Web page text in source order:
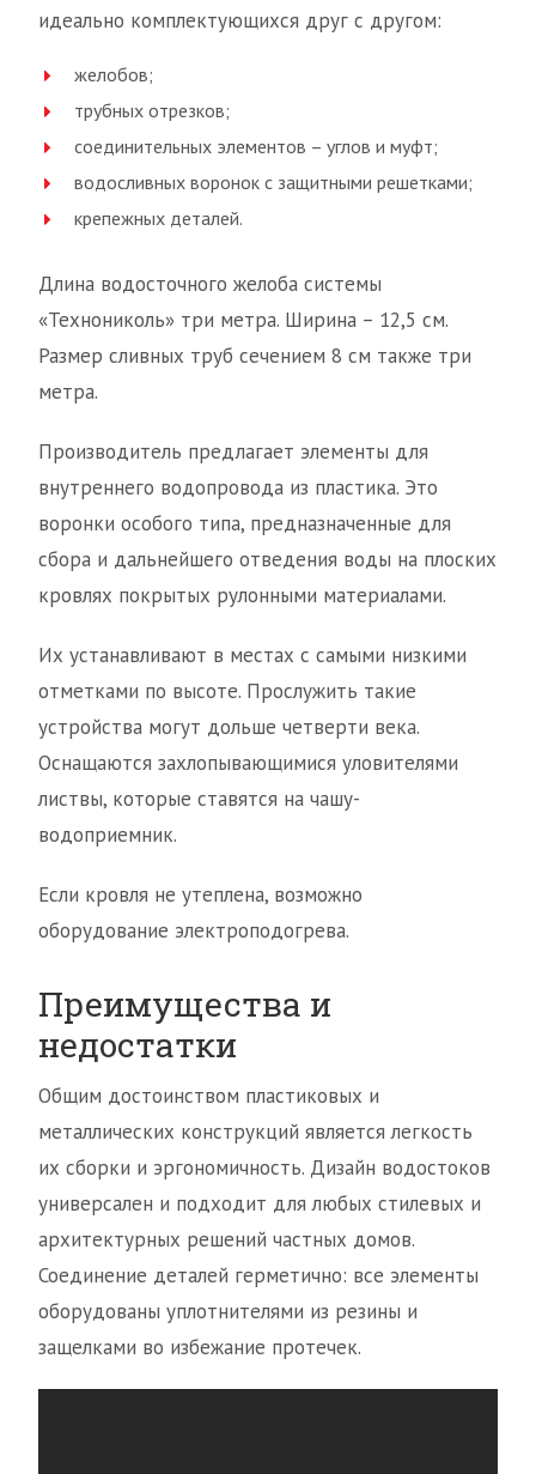
идеально комплектующихся друг с другом:
желобов;
трубных отрезков;
соединительных элементов – углов и муфт;
водосливных воронок с защитными решетками;
крепежных деталей.
Длина водосточного желоба системы
«Технониколь» три метра. Ширина – 12,5 см.
Размер сливных труб сечением 8 см также три
метра.
Производитель предлагает элементы для
внутреннего водопровода из пластика. Это
воронки особого типа, предназначенные для
сбора и дальнейшего отведения воды на плоских
кровлях покрытых рулонными материалами.
Их устанавливают в местах с самыми низкими
отметками по высоте. Прослужить такие
устройства могут дольше четверти века.
Оснащаются захлопывающимися уловителями
листвы, которые ставятся на чашу-
водоприемник.
Если кровля не утеплена, возможно
оборудование электроподогрева.
Преимущества и
недостатки
Общим достоинством пластиковых и
металлических конструкций является легкость
их сборки и эргономичность. Дизайн водостоков
универсален и подходит для любых стилевых и
архитектурных решений частных домов.
Соединение деталей герметично: все элементы
оборудованы уплотнителями из резины и
защелками во избежание протечек.